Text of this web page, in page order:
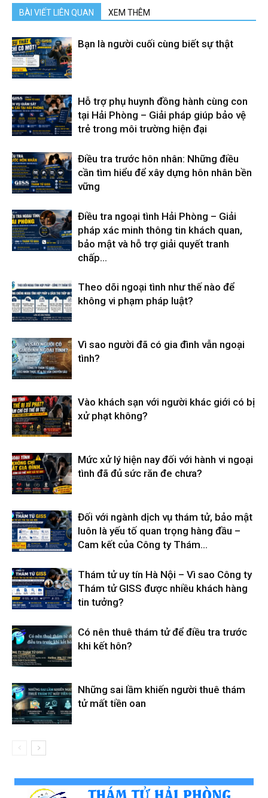
BÀI VIẾT LIÊN QUAN XEM THÊM
Bạn là người cuối cùng biết sự thật
Hỗ trợ phụ huynh đồng hành cùng con
tại Hải Phòng – Giải pháp giúp bảo vệ
trẻ trong môi trường hiện đại
Điều tra trước hôn nhân: Những điều
cần tìm hiểu để xây dựng hôn nhân bền
vững
Điều tra ngoại tình Hải Phòng – Giải
pháp xác minh thông tin khách quan,
bảo mật và hỗ trợ giải quyết tranh
chấp...
Theo dõi ngoại tình như thế nào để
không vi phạm pháp luật?
Vì sao người đã có gia đình vẫn ngoại
tình?
Vào khách sạn với người khác giới có bị
xử phạt không?
Mức xử lý hiện nay đối với hành vi ngoại
tình đã đủ sức răn đe chưa?
Đối với ngành dịch vụ thám tử, bảo mật
luôn là yếu tố quan trọng hàng đầu –
Cam kết của Công ty Thám...
Thám tử uy tín Hà Nội – Vì sao Công ty
Thám tử GISS được nhiều khách hàng
tin tưởng?
Có nên thuê thám tử để điều tra trước
khi kết hôn?
Những sai lầm khiến người thuê thám
tử mất tiền oan